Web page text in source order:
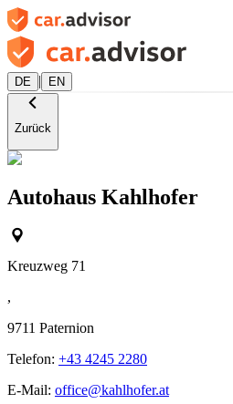
DE | EN
Zurück
Autohaus Kahlhofer
Kreuzweg 71
,
9711 Paternion
Telefon: +43 4245 2280
E-Mail: office@kahlhofer.at